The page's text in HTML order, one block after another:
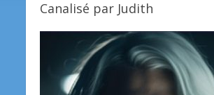
Canalisé par Judith